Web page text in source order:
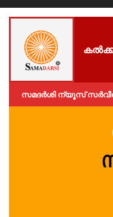
സമദർശി ന്യൂസ്